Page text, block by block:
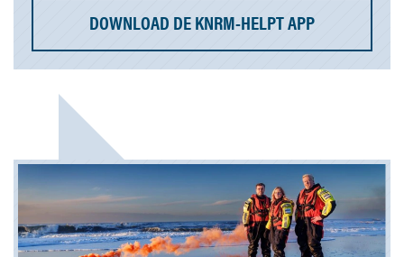
DOWNLOAD DE KNRM-HELPT APP